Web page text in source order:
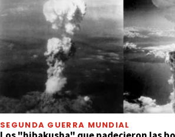
SEGUNDA GUERRA MUNDIAL